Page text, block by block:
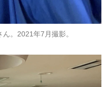
。2021年7月撮影。